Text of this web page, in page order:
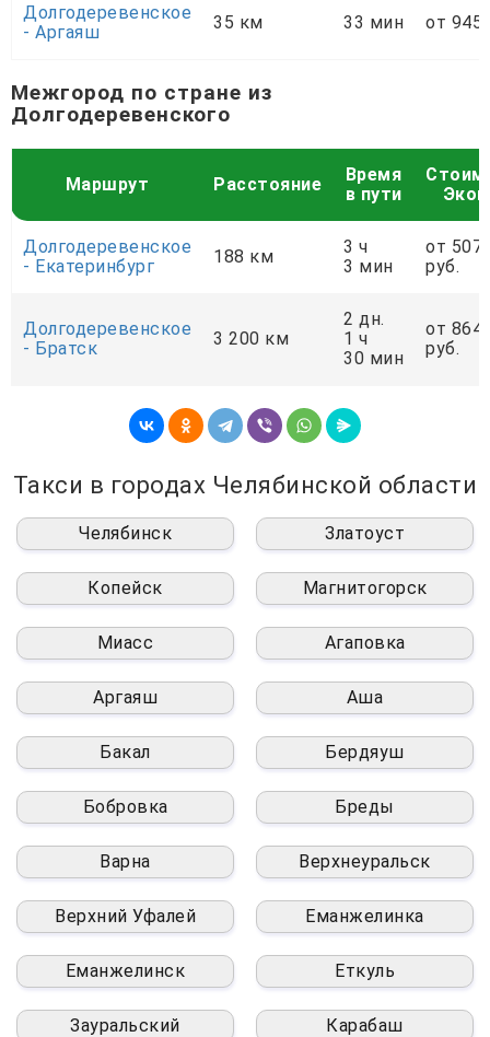
Долгодеревенское
- Аргаяш
35 км 33 мин от 945
Межгород по стране из
Долгодеревенского
Маршрут Расстояние
Время
в пути
Долгодеревенское
- Екатеринбург
188 км
3 ч
3 мин
от
руб.
Долгодеревенское
- Братск
3 200 км
2 дн.
1 ч
30 мин
от
руб.
Такси в городах Челябинской области
Челябинск Златоуст
Копейск Магнитогорск
Миасс Агаповка
Аргаяш Аша
Бакал Бердяуш
Бобровка Бреды
Варна Верхнеуральск
Верхний Уфалей Еманжелинка
Еманжелинск Еткуль
Зауральский Карабаш